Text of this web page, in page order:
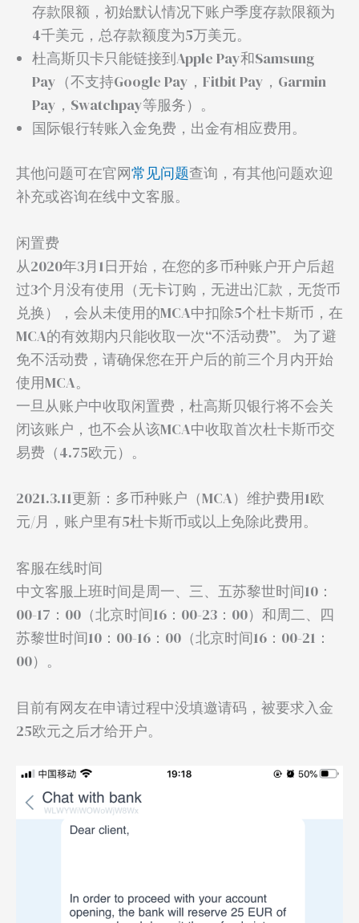
存款限额，初始默认情况下账户季度存款限额为
4千美元，总存款额度为5万美元。
杜高斯贝卡只能链接到Apple Pay和Samsung
Pay（不支持Google Pay，Fitbit Pay，Garmin
Pay，Swatchpay等服务）。
国际银行转账入金免费，出金有相应费用。
其他问题可在官网常见问题查询，有其他问题欢迎
补充或咨询在线中文客服。
闲置费
从2020年3月1日开始，在您的多币种账户开户后超
过3个月没有使用（无卡订购，无进出汇款，无货币
兑换），会从未使用的MCA中扣除5个杜卡斯币，在
MCA的有效期内只能收取一次“不活动费”。 为了避
免不活动费，请确保您在开户后的前三个月内开始
使用MCA。
一旦从账户中收取闲置费，杜高斯贝银行将不会关
闭该账户，也不会从该MCA中收取首次杜卡斯币交
易费（4.75欧元）。
2021.3.11更新：多币种账户（MCA）维护费用1欧
元/月，账户里有5杜卡斯币或以上免除此费用。
客服在线时间
中文客服上班时间是周一、三、五苏黎世时间10：
00-17：00（北京时间16：00-23：00）和周二、四
苏黎世时间10：00-16：00（北京时间16：00-21：
00）。
目前有网友在申请过程中没填邀请码，被要求入金
25欧元之后才给开户。